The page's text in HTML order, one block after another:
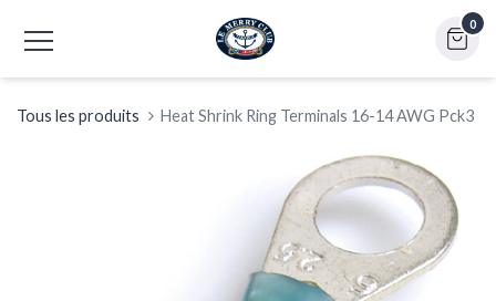
0
Tous les produits Heat Shrink Ring Terminals 16-14 AWG Pck3